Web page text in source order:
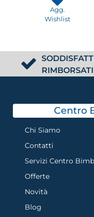
Agg.
Wishlist
RIMBORSATI
Centro
Chi Siamo
Contatti
Servizi Centro
Offerte
Novità
Blog